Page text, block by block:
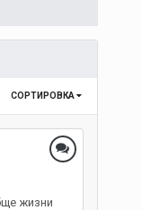
СОРТИРОВКА
жизни